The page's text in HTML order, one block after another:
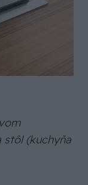
stôl (kuchyňa